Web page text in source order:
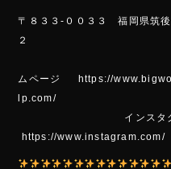
〒８３３-００３３ 福岡県筑
ムページ https://
インスタグ
https://www.instagram.com/